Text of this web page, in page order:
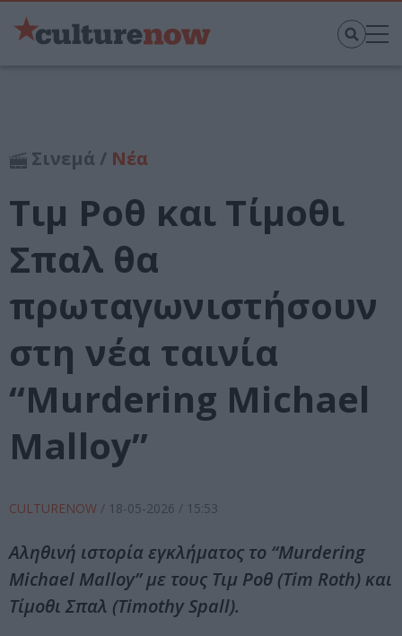
Σινεμά / Νέα
Τιμ Ροθ και Τίμοθι
Σπαλ θα
πρωταγωνιστήσουν
στη νέα ταινία
“Murdering Michael
Malloy”
CULTURENOW / 18-05-2026 / 15:53
Αληθινή ιστορία εγκλήματος το “Murdering
Michael Malloy” με τους Τιμ Ροθ (Tim Roth) και
Τίμοθι Σπαλ (Timothy Spall).